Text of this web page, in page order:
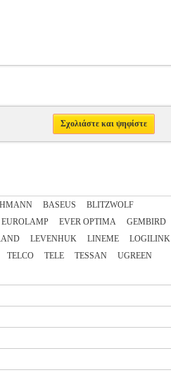
Σχολιάστε και ψηφίστε
BASEUS
BLITZWOLF
EUROLAMP EVER OPTIMA
GEMBIRD
LEVENHUK LINEME
LOGILINK
TELCO TELE TESSAN
UGREEN